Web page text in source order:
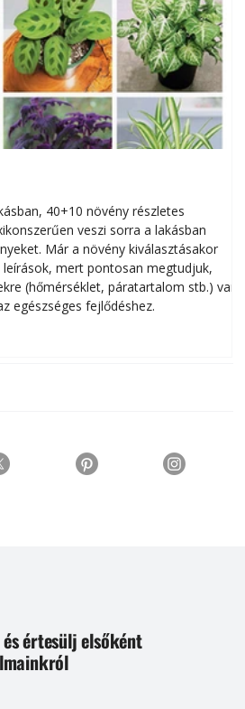
40+10 növény részletes
veszi sorra a lakásban
Már a növény kiválasztásakor
leírások, mert pontosan megtudjuk,
(hőmérséklet, páratartalom stb.) van
egészséges fejlődéshez.
értesülj elsőként